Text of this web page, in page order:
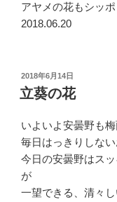
アヤメの花もシッ
2018.06.20
投
稿
日:
2018年6月14日
立葵の花
いよいよ安曇野も
毎日はっきりしな
今日の安曇野はス
が
一望できる、清々し